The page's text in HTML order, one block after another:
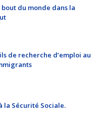
du monde dans la
de recherche d’emploi au
la Sécurité Sociale.